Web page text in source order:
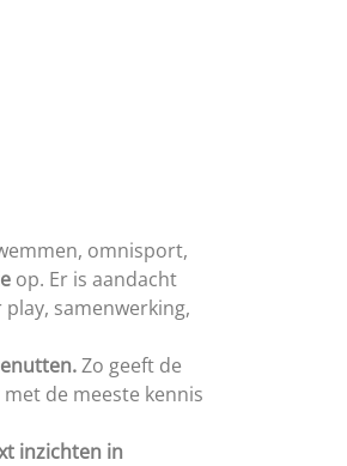
omnisport,
op. Er is aandacht
play, samenwerking,
Zo geeft de
de meeste kennis
inzichten in